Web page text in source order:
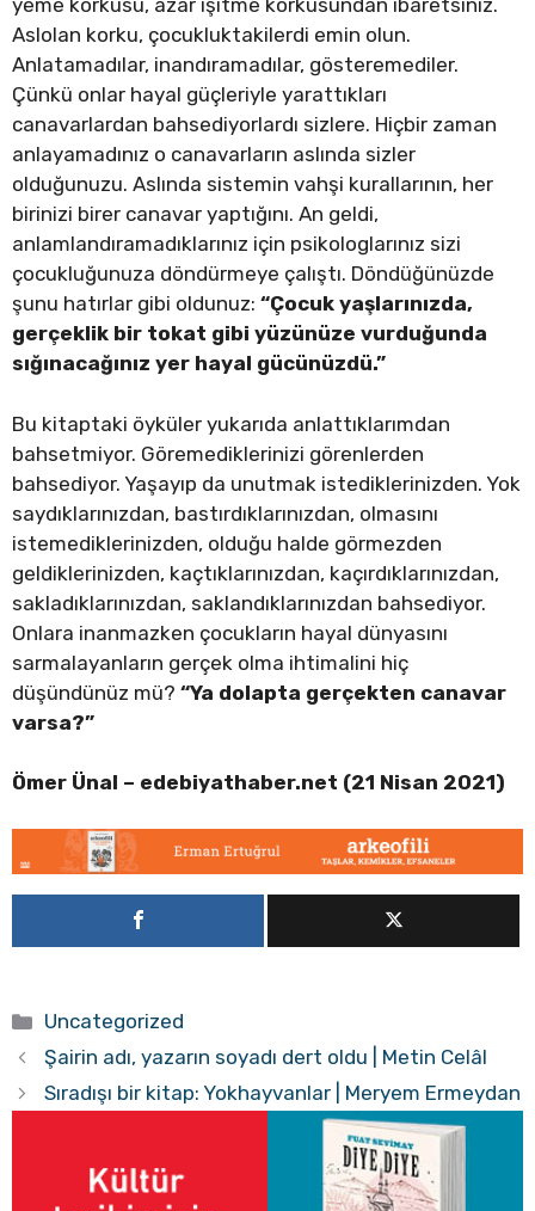
yeme korkusu, azar işitme korkusundan ibaretsiniz.
Aslolan korku, çocukluktakilerdi emin olun.
Anlatamadılar, inandıramadılar, gösteremediler.
Çünkü onlar hayal güçleriyle yarattıkları
canavarlardan bahsediyorlardı sizlere. Hiçbir zaman
anlayamadınız o canavarların aslında sizler
olduğunuzu. Aslında sistemin vahşi kurallarının, her
birinizi birer canavar yaptığını. An geldi,
anlamlandıramadıklarınız için psikologlarınız sizi
çocukluğunuza döndürmeye çalıştı. Döndüğünüzde
şunu hatırlar gibi oldunuz: “Çocuk yaşlarınızda,
gerçeklik bir tokat gibi yüzünüze vurduğunda
sığınacağınız yer hayal gücünüzdü.”
Bu kitaptaki öyküler yukarıda anlattıklarımdan
bahsetmiyor. Göremediklerinizi görenlerden
bahsediyor. Yaşayıp da unutmak istediklerinizden. Yok
saydıklarınızdan, bastırdıklarınızdan, olmasını
istemediklerinizden, olduğu halde görmezden
geldiklerinizden, kaçtıklarınızdan, kaçırdıklarınızdan,
sakladıklarınızdan, saklandıklarınızdan bahsediyor.
Onlara inanmazken çocukların hayal dünyasını
sarmalayanların gerçek olma ihtimalini hiç
düşündünüz mü? “Ya dolapta gerçekten canavar
varsa?”
Ömer Ünal – edebiyathaber.net (21 Nisan 2021)
Kategoriler
Uncategorized
Şairin adı, yazarın soyadı dert oldu | Metin Celâl
Sıradışı bir kitap: Yokhayvanlar | Meryem Ermeydan